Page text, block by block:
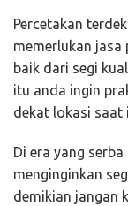
Percetakan
memerlukan jasa
baik dari segi
itu anda ingin
dekat lokasi saat
Di era yang
menginginkan
demikian jangan